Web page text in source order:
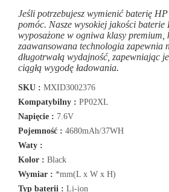
Jeśli potrzebujesz wymienić baterię
pomóc. Nasze wysokiej jakości
wyposażone w ogniwa klasy premium,
zaawansowana technologia zapewnia
długotrwałą wydajność, zapewniając
ciągłą wygodę ładowania.
SKU : MXID3002376
Kompatybilny : PP02XL
Napięcie : 7.6V
Pojemność : 4680mAh/37WH
Waty :
Kolor : Black
Wymiar : *mm(L x W x H)
Typ baterii : Li-ion